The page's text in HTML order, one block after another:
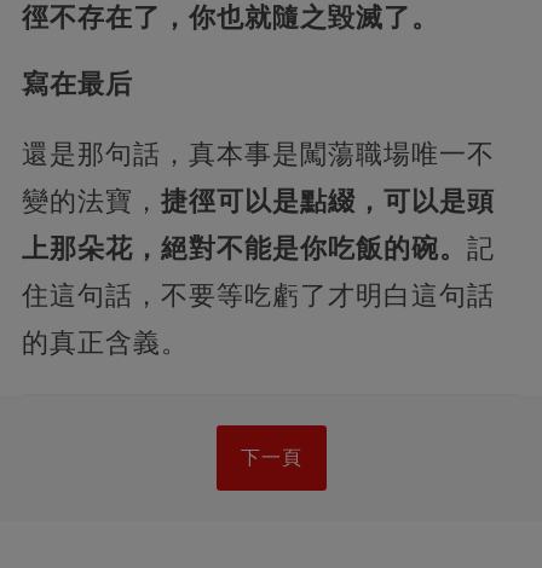
徑不存在了，你也就隨之毀滅了。
寫在最后
還是那句話，真本事是闖蕩職場唯一不
變的法寶， 捷徑可以是點綴，可以是頭
上那朵花，絕對不能是你吃飯的碗。 記
住這句話，不要等吃虧了才明白這句話
的真正含義。
下一頁